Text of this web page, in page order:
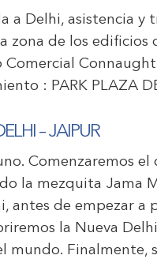
a Delhi, asistencia y
zona de los edificios
Comercial Connaught
: PARK PLAZA
– JAIPUR
Comenzaremos
la mezquita Jama
antes de empezar a
la Nueva
mundo. Finalmente,